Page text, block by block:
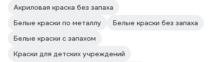
Акриловая краска без запаха
Белые краски по металлу
Белые краски без запаха
Белые краски с запахом
Краски для детских учреждений